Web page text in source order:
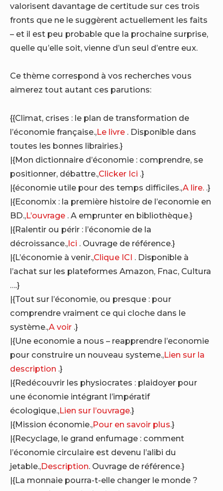
valorisent davantage de certitude sur ces trois
fronts que ne le suggèrent actuellement les faits
– et il est peu probable que la prochaine surprise,
quelle qu’elle soit, vienne d’un seul d’entre eux.
Ce thème correspond à vos recherches vous
aimerez tout autant ces parutions:
{{Climat, crises : le plan de transformation de
l’économie française.,Le livre . Disponible dans
toutes les bonnes librairies.}
|{Mon dictionnaire d’économie : comprendre, se
positionner, débattre.,Clicker Ici .}
|{économie utile pour des temps difficiles.,A lire. .}
|{Economix : la première histoire de l’economie en
BD.,L’ouvrage . A emprunter en bibliothèque.}
|{Ralentir ou périr : l’économie de la
décroissance.,Ici . Ouvrage de référence.}
|{L’économie à venir.,Clique ICI . Disponible à
l’achat sur les plateformes Amazon, Fnac, Cultura
….}
|{Tout sur l’économie, ou presque : pour
comprendre vraiment ce qui cloche dans le
système.,A voir .}
|{Une economie a nous – reapprendre l’economie
pour construire un nouveau systeme.,Lien sur la
description .}
|{Redécouvrir les physiocrates : plaidoyer pour
une économie intégrant l’impératif
écologique.,Lien sur l’ouvrage.}
|{Mission économie.,Pour en savoir plus.}
|{Recyclage, le grand enfumage : comment
l’économie circulaire est devenu l’alibi du
jetable.,Description. Ouvrage de référence.}
|{La monnaie pourra-t-elle changer le monde ?